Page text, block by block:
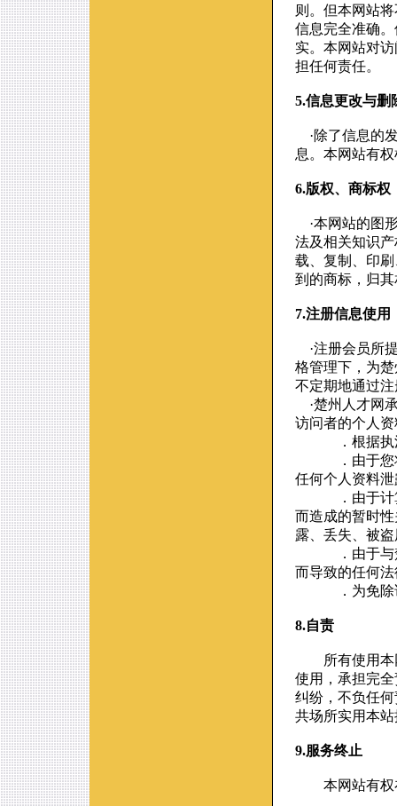
则。但本网站
信息完全准确
实。本网站对
担任何责任。
5.信息更改与删
·除了信息的
息。本网站有
6.版权、商标权
·本网站的图
法及相关知识
载、复制、印
到的商标，归
7.注册信息使用
·注册会员所
格管理下，为
不定期地通过
·楚州人才网
访问者的个人
．根据执法
．由于您将
任何个人资料
．由于计算
而造成的暂时
露、丢失、被
．由于与楚
而导致的任何
．为免除访
8.自责
所有使用本网
使用，承担完
纠纷，不负任
共场所实用本
9.服务终止
本网站有权在